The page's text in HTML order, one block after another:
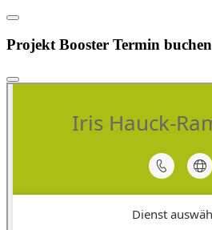
Projekt Booster Termin buchen